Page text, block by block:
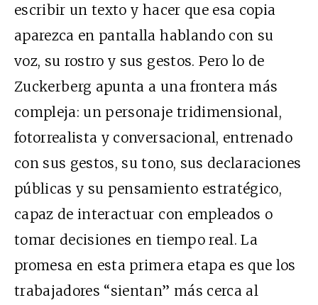
escribir un texto y hacer que esa copia
aparezca en pantalla hablando con su
voz, su rostro y sus gestos. Pero lo de
Zuckerberg apunta a una frontera más
compleja: un personaje tridimensional,
fotorrealista y conversacional, entrenado
con sus gestos, su tono, sus declaraciones
públicas y su pensamiento estratégico,
capaz de interactuar con empleados o
tomar decisiones en tiempo real. La
promesa en esta primera etapa es que los
trabajadores “sientan” más cerca al